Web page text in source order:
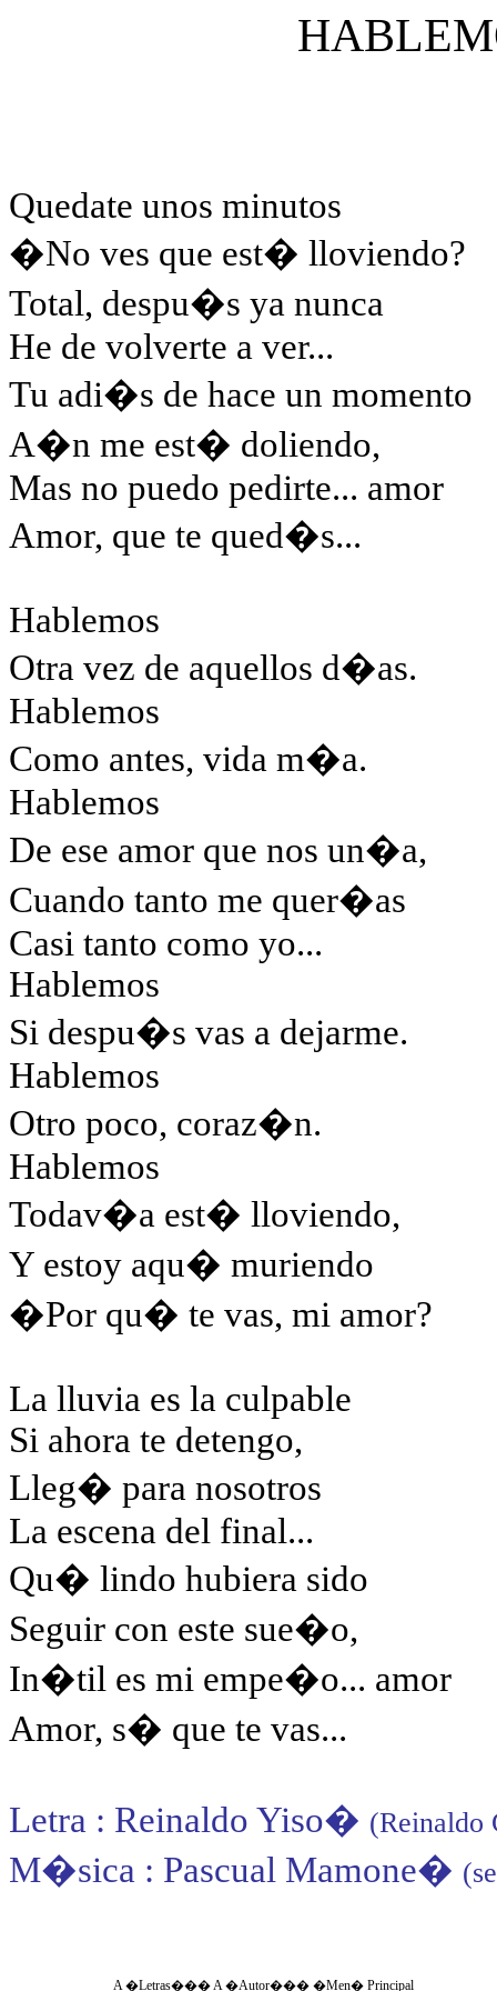
Quedate unos minutos
�No ves que est� lloviendo?
Total, despu�s ya nunca
He de volverte a ver...
Tu adi�s de hace un momento
A�n me est� doliendo,
Mas no puedo pedirte... amor
Amor, que te qued�s...
Hablemos
Otra vez de aquellos d�as.
Hablemos
Como antes, vida m�a.
Hablemos
De ese amor que nos un�a,
Cuando tanto me quer�as
Casi tanto como yo...
Hablemos
Si despu�s vas a dejarme.
Hablemos
Otro poco, coraz�n.
Hablemos
Todav�a est� lloviendo,
Y estoy aqu� muriendo
�Por qu� te vas, mi amor?
La lluvia es la culpable
Si ahora te detengo,
Lleg� para nosotros
La escena del final...
Qu� lindo hubiera sido
Seguir con este sue�o,
In�til es mi empe�o... amor
Amor, s� que te vas...
Letra : Reinaldo Yiso� (Reinaldo
M�sica : Pascual Mamone�
A �Letras���A �Autor����Men� Principal